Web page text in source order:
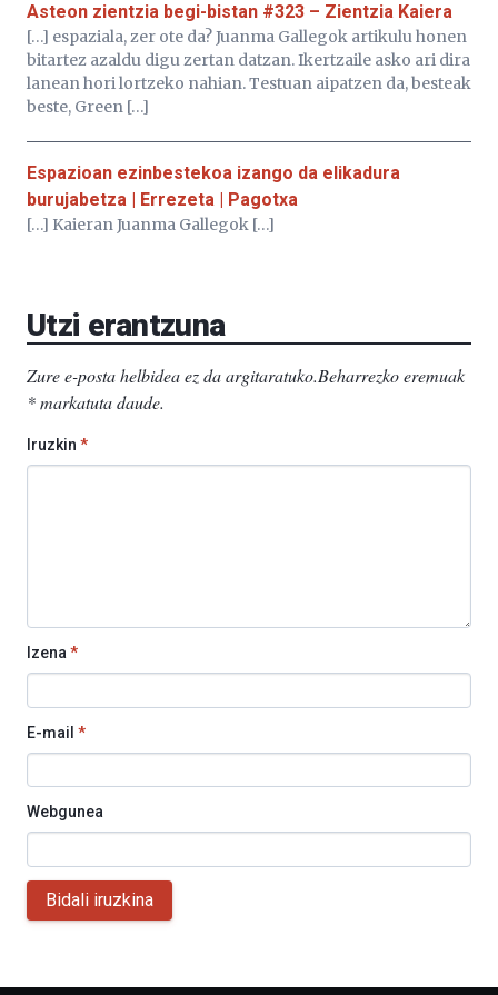
Asteon zientzia begi-bistan #323 – Zientzia Kaiera
[…] espaziala, zer ote da? Juanma Gallegok artikulu honen
bitartez azaldu digu zertan datzan. Ikertzaile asko ari dira
lanean hori lortzeko nahian. Testuan aipatzen da, besteak
beste, Green […]
Espazioan ezinbestekoa izango da elikadura
burujabetza | Errezeta | Pagotxa
[…] Kaieran Juanma Gallegok […]
Utzi erantzuna
Zure e-posta helbidea ez da argitaratuko.Beharrezko eremuak
*markatuta daude.
Iruzkin *
Izena *
E-mail *
Webgunea
Bidali iruzkina